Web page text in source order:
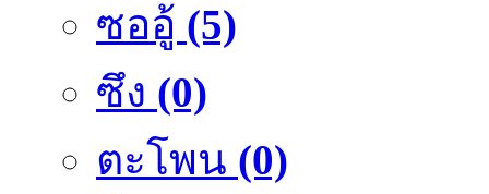
ซออู้ (5)
ซึง (0)
ตะโพน (0)